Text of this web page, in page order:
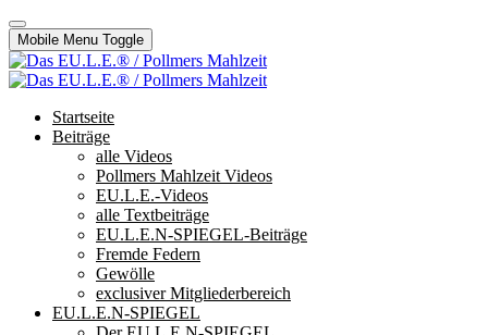
Mobile Menu Toggle
Startseite
Beiträge
alle Videos
Pollmers Mahlzeit Videos
EU.L.E.-Videos
alle Textbeiträge
EU.L.E.N-SPIEGEL-Beiträge
Fremde Federn
Gewölle
exclusiver Mitgliederbereich
EU.L.E.N-SPIEGEL